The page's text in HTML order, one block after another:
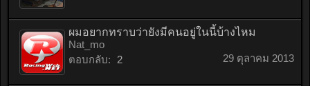
ผมอยากทราบว่ายังมีคนอยู่ในนี้บ้างไหม
Nat_mo
ตอบกลับ:
2 29 ตุลาคม 2013